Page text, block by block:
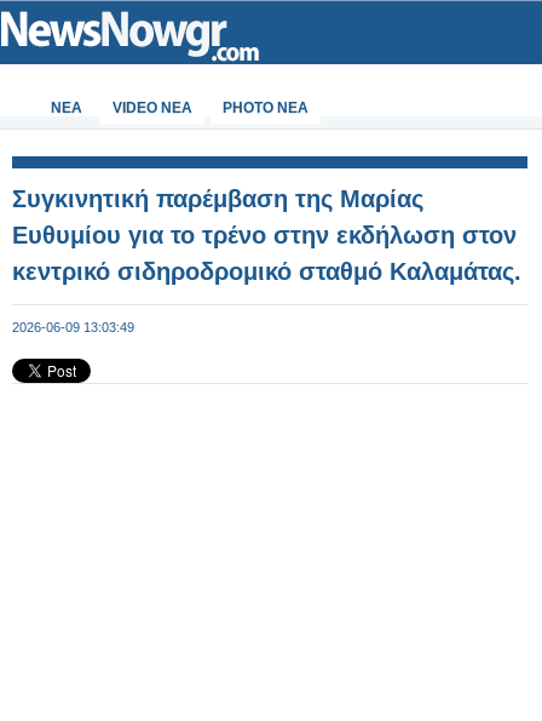
ΝΕΑ VIDEO NEA PHOTO NEA
Συγκινητική παρέμβαση της Μαρίας
Ευθυμίου για το τρένο στην εκδήλωση στον
κεντρικό σιδηροδρομικό σταθμό Καλαμάτας.
2026-06-09 13:03:49